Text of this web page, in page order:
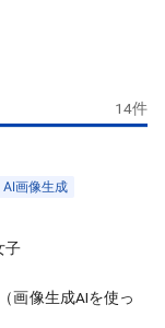
14件
AI画像生成
子
画像生成AIを使っ